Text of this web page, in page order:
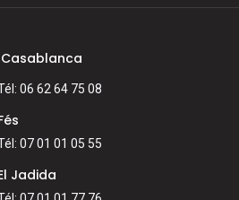
Casablanca
06 62 64 75 08
07 01 01 05 55
Jadida